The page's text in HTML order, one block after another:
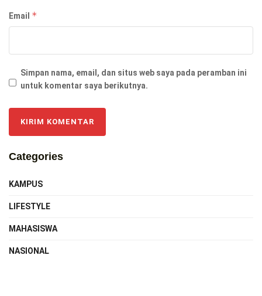
Email *
Simpan nama, email, dan situs web saya pada peramban ini
untuk komentar saya berikutnya.
Categories
KAMPUS
LIFESTYLE
MAHASISWA
NASIONAL